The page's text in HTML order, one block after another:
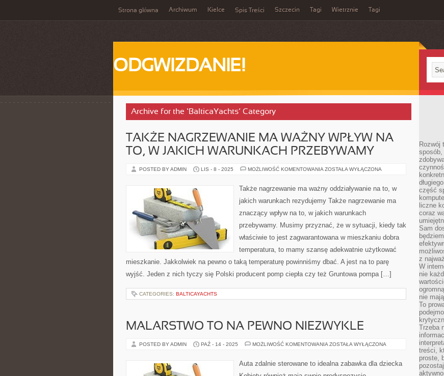
Strona główna Archiwum Kielce Spis Treści Szczecin Tagi Wietrznie Tagi
ODGWIZDANIE!
Archive for the ‘BalticaYachts’ Category
TAKŻE NAGRZEWANIE MA WAŻNY WPŁYW NA
TO, W JAKICH WARUNKACH PRZEBYWAMY
POSTED BY ADMIN LIS - 8 - 2025 MOŻLIWOŚĆ KOMENTOWANIA TAKŻE
WAŻNY
WPŁYW
TO,
JAKICH
PRZEBYWAMY
ZOSTAŁA WYŁĄCZONA
Także nagrzewanie ma ważny oddziaływanie na to, w
jakich warunkach rezydujemy Także nagrzewanie ma
znaczący wpływ na to, w jakich warunkach
przebywamy. Musimy przyznać, że w sytuacji, kiedy tak
właściwie to jest zagwarantowana w mieszkaniu dobra
temperatura, to mamy szansę adekwatnie użytkować
mieszkanie. Jakkolwiek na pewno o taką temperaturę powinniśmy dbać. A jest na to parę
wyjść. Jeden z nich tyczy się Polski producent pomp ciepła czy też Gruntowa pompa […]
CATEGORIES: BALTICAYACHTS
MALARSTWO TO NA PEWNO NIEZWYKLE
POSTED BY ADMIN PAŹ - 14 - 2025 MOŻLIWOŚĆ KOMENTOWANIA MALARSTWO
PEWNO
NIEZWYKLE
ZOSTAŁA WYŁĄCZONA
Auta zdalnie sterowane to idealna zabawka dla dziecka
Rozwój
część
liczne
coraz
Sam
z
W
nie
nie
To
Trzeba
treści,
proste,